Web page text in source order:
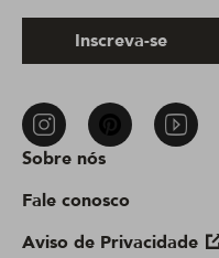
Sobre nós
Fale conosco
Aviso de Privacidade
Inscreva-se